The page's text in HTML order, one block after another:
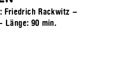
Friedrich Rackwitz –
Länge: 90 min.